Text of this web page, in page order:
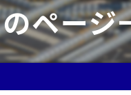
ページ